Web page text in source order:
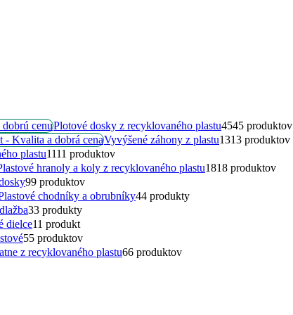
Plotové dosky z recyklovaného plastu4545 produktov
Vyvýšené záhony z plastu1313 produktov
plastu1111 produktov
hranoly a koly z recyklovaného plastu1818 produktov
99 produktov
chodníky a obrubníky44 produkty
33 produkty
dielce11 produkt
55 produktov
z recyklovaného plastu66 produktov